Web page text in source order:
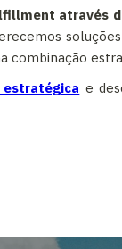
através
combinação
estratégica e